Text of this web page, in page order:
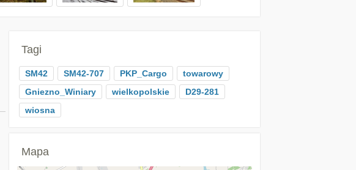
Tagi
SM42 SM42-707 PKP_Cargo
towarowy
Gniezno_Winiary
wielkopolskie
D29-281
wiosna
Mapa